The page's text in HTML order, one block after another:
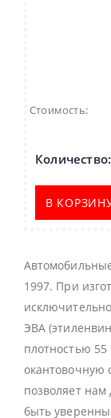
Стоимость:
В
1997. При
ЭВА
плотностью
окантовочную
позволяет
быть